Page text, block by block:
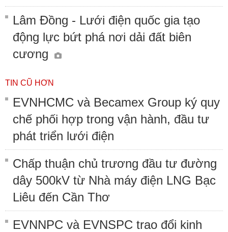
Lâm Đồng - Lưới điện quốc gia tạo
động lực bứt phá nơi dải đất biên
cương
TIN CŨ HƠN
EVNHCMC và Becamex Group ký quy
chế phối hợp trong vận hành, đầu tư
phát triển lưới điện
Chấp thuận chủ trương đầu tư đường
dây 500kV từ Nhà máy điện LNG Bạc
Liêu đến Cần Thơ
EVNNPC và EVNSPC trao đổi kinh